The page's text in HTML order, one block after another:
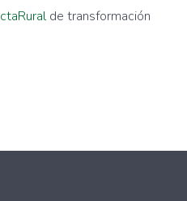
de transformación
"Por una vivienda digna en el
Recuperación de fuentes